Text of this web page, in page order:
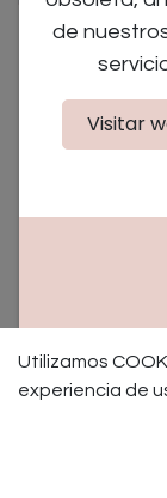
No se
Los mejores
En La Molona
de
Visitar
Utilizamos
experiencia de